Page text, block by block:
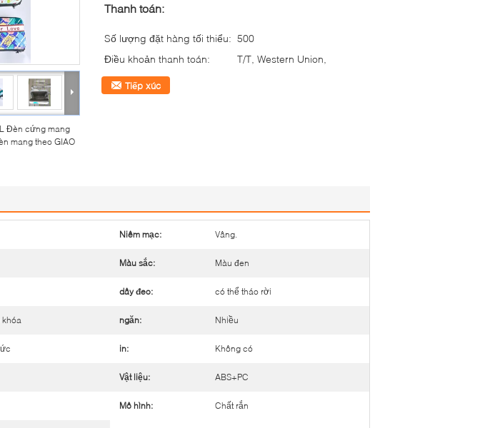
Đèn cứng mang
mang theo GIAO
Thanh toán:
Số lượng đặt hàng tối thiểu: 500
Điều khoản thanh toán:
T/T, Western Union,
Tiếp xúc
Niêm mạc: Vâng.
Màu sắc: Màu đen
dây đeo: có thể tháo rời
khóa ngăn: Nhiều
in: Không có
Vật liệu: ABS+PC
Mô hình: Chất rắn